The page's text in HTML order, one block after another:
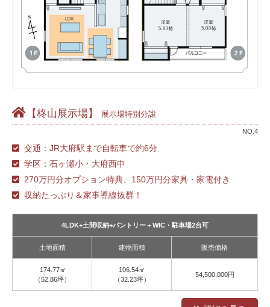
【柊山展示場】 展示場特別分譲
NO.4
交通：JR大府駅まで自転車で約6分
学区：石ヶ瀬小・大府西中
270万円分オプション特典、150万円分家具・家電付き
収納たっぷり＆家事導線抜群！
4LDK+土間収納+パントリー＋WIC・駐車場2台可
土地面積 建物面積 販売価格
174.77㎡
（52.86坪）
106.54㎡
（32.23坪）
54,500,000円